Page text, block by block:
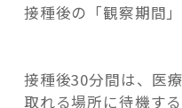
接種後の「観察期間
接種後30分間は、医
取れる場所に待機す